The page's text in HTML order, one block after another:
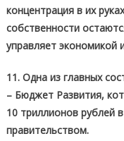
концентрация в их
собственности
управляет экономикой
11. Одна из главных
– Бюджет Развития,
10 триллионов рублей
правительством.